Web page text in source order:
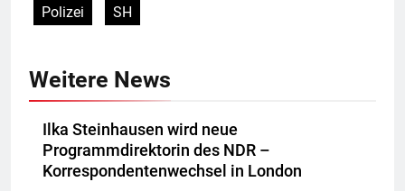
Polizei
SH
Weitere News
Ilka Steinhausen wird neue
Programmdirektorin des NDR –
Korrespondentenwechsel in London